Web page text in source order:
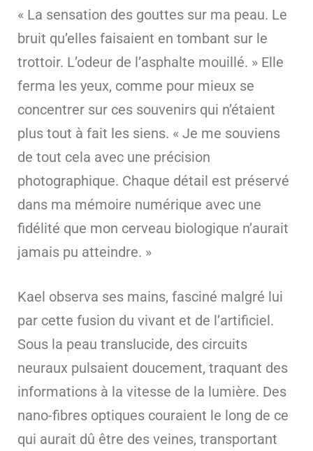
« La sensation des gouttes sur ma peau. Le
bruit qu’elles faisaient en tombant sur le
trottoir. L’odeur de l’asphalte mouillé. » Elle
ferma les yeux, comme pour mieux se
concentrer sur ces souvenirs qui n’étaient
plus tout à fait les siens. « Je me souviens
de tout cela avec une précision
photographique. Chaque détail est préservé
dans ma mémoire numérique avec une
fidélité que mon cerveau biologique n’aurait
jamais pu atteindre. »
Kael observa ses mains, fasciné malgré lui
par cette fusion du vivant et de l’artificiel.
Sous la peau translucide, des circuits
neuraux pulsaient doucement, traquant des
informations à la vitesse de la lumière. Des
nano-fibres optiques couraient le long de ce
qui aurait dû être des veines, transportant